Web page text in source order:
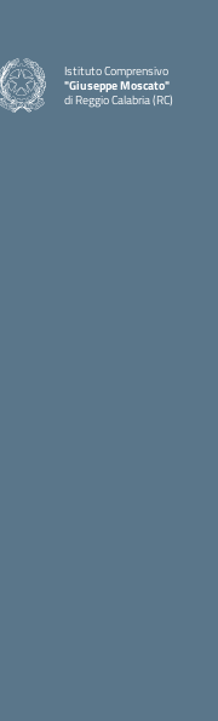
Istituto Comprensivo
"Giuseppe Moscato"
di Reggio Calabria (RC)
— Visita la pagina iniziale